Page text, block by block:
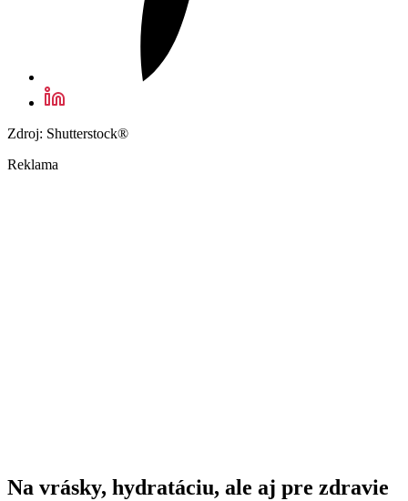
Zdroj: Shutterstock®
Reklama
Na vrásky, hydratáciu, ale aj pre zdravie